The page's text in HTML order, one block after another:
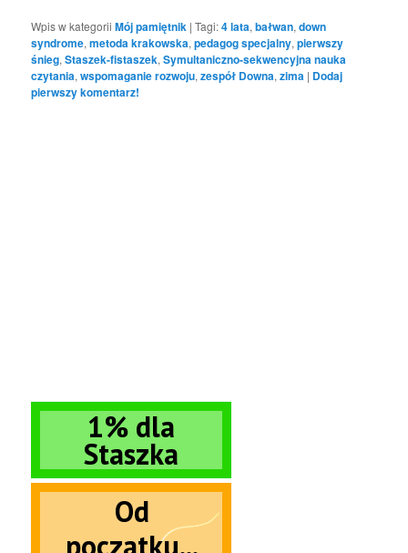
Wpis w kategoriiMój pamiętnik |Tagi:4 lata,bałwan,down
syndrome,metoda krakowska,pedagog specjalny,pierwszy
śnieg,Staszek-fistaszek,Symultaniczno-sekwencyjna nauka
czytania,wspomaganie rozwoju,zespół Downa,zima | Dodaj
pierwszy komentarz!